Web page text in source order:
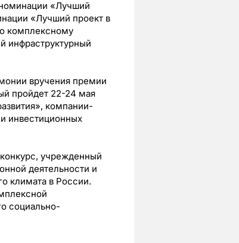
«Лучший
«Лучший проект в
комплексному
инфраструктурный
вручения премии
пройдет 22-24 мая
компании-
инвестиционных
учрежденный
деятельности и
климата в России.
социально-